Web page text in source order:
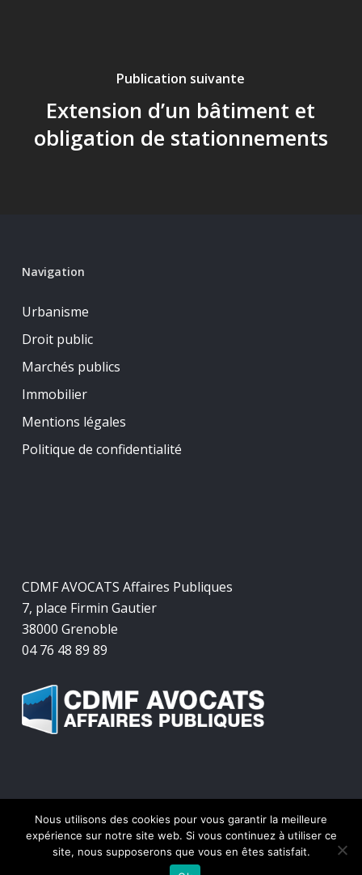
Publication suivante
Extension d’un bâtiment et
obligation de stationnements
Navigation
Urbanisme
Droit public
Marchés publics
Immobilier
Mentions légales
Politique de confidentialité
CDMF AVOCATS Affaires Publiques
7, place Firmin Gautier
38000 Grenoble
04 76 48 89 89
© 2026 CDMF Avocats Affaires Publiques.
Nous utilisons des cookies pour vous garantir la meilleure
expérience sur notre site web. Si vous continuez à utiliser ce
site, nous supposerons que vous en êtes satisfait.